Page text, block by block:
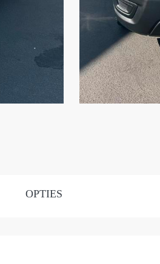
OPTIES